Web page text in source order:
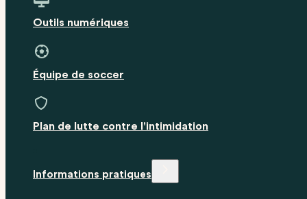
Outils numériques
Équipe de soccer
Plan de lutte contre l'intimidation
Informations pratiques